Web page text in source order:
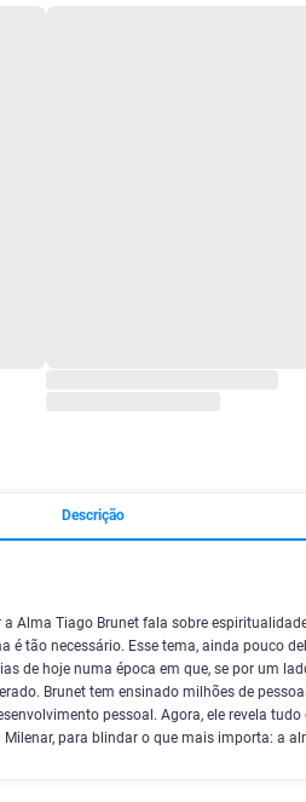
Descrição
a Alma Tiago Brunet fala sobre
é tão necessário. Esse tema, ainda pouco
de hoje numa época em que, se por um
Brunet tem ensinado milhões de
pessoal. Agora, ele revela tudo
para blindar o que mais importa: a